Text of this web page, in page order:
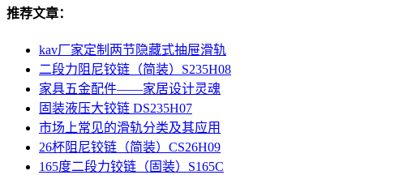
推荐文章：
kav厂家定制两节隐藏式抽屉滑轨
二段力阻尼铰链（简装）S235H08
家具五金配件——家居设计灵魂
固装液压大铰链 DS235H07
市场上常见的滑轨分类及其应用
26杯阻尼铰链（简装）CS26H09
165度二段力铰链（固装）S165C